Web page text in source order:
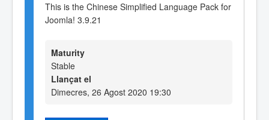
This is the Chinese Simplified Language Pack for
Joomla! 3.9.21
Maturity
Stable
Llançat el
Dimecres, 26 Agost 2020 19:30